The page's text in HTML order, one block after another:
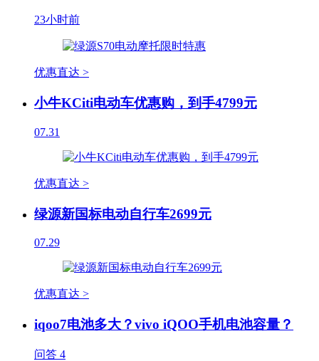
23小时前
优惠直达 >
小牛KCiti电动车优惠购，到手4799元
07.31
优惠直达 >
绿源新国标电动自行车2699元
07.29
优惠直达 >
iqoo7电池多大？vivo iQOO手机电池容量？
问答 4